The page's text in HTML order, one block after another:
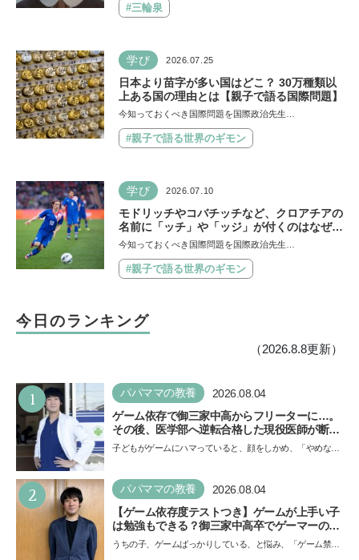
#三輪泉
学び 2026.07.25
日本より苗字が多い国はどこ？ 30万種類以
上ある国の理由とは【親子で語る国際問題】
今知っておくべき国際問題を国際政治先生…
#親子で語る世界のギモン
学び 2026.07.10
モドリッチやコバチッチなど、クロアチアの
名前に「ッチ」や「ッジ」が付くのはなぜ？
【親子で語る国際問題】
今知っておくべき国際問題を国際政治先生…
#親子で語る世界のギモン
今日のランキング
（2026.8.8更新）
1 パパママの教養 2026.08.04
ゲーム依存で御三家中高からフリーターに…。
その後、医学部へ逆転合格した現役医師が断言
「ゲームの経験が受験勉強に役立った」そう考
える背景とは
子どもがゲームにハマっていると、顔をしかめ、「やめなさ
い…
2 パパママの教養 2026.08.04
【ゲーム依存度テストつき】ゲームが上手い子
は勉強もできる？御三家中高卒でゲーマーの医
師・阿部智史さんが教えるゲームしながら受験
で勝つためのメソッド
うちの子、ゲームばっかりしている、と悩み、「ゲーム禁